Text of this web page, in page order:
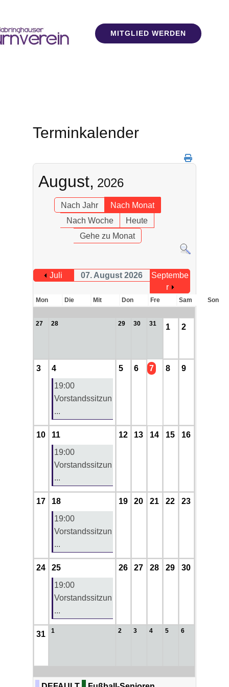
MITGLIED WERDEN
Terminkalender
August, 2026
Nach Jahr
Nach Monat
Nach Woche
Heute
Gehe zu Monat
Juli 07. August 2026
Septembe
r
Mon Die Mit Don Fre Sam Son
27 28 29 30 31 1 2
3
4
19:00
Vorstandssitzun
...
5 6 7 8 9
10
11
19:00
Vorstandssitzun
...
12 13 14 15 16
17
18
19:00
Vorstandssitzun
...
19 20 21 22 23
24
25
19:00
Vorstandssitzun
...
26 27 28 29 30
31 1 2 3 4 5 6